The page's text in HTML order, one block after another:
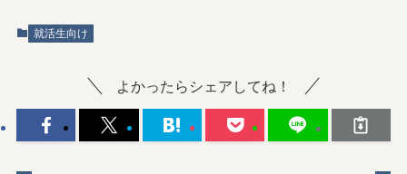
就活生向け
よかったらシェアしてね！